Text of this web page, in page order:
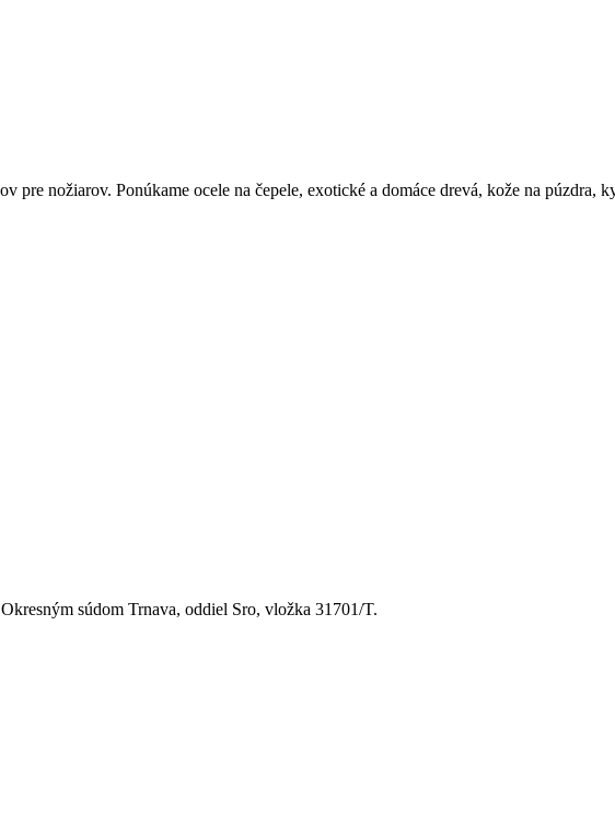
pre nožiarov. Ponúkame ocele na čepele, exotické a domáce drevá, kože na púzdra,
súdom Trnava, oddiel Sro, vložka 31701/T.